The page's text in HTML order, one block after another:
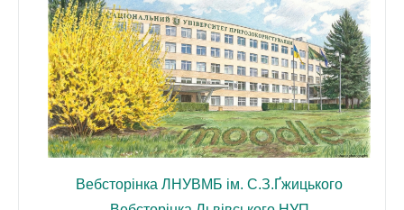
Вебсторінка ЛНУВМБ ім. С.З.Ґжицького